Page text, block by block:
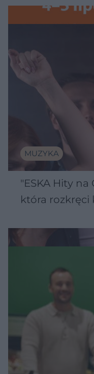
Wawelu
MUZYKA
"ESKA Hity na
która rozkręci